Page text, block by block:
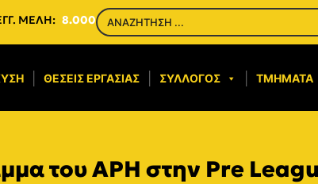
ΜΕΛΗ: 8.000
ΘΈΣΕΙΣ ΕΡΓΑΣΊΑΣ ΣΎΛΛΟΓΟΣ ΤΜΉΜΑΤΑ
του ΑΡΗ στην Pre